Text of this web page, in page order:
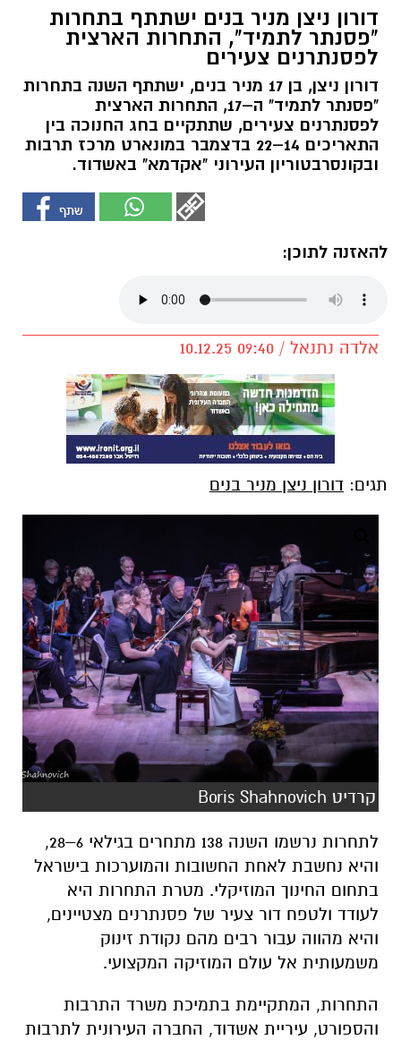
דורון ניצן מניר בנים ישתתף בתחרות
"פסנתר לתמיד", התחרות הארצית
לפסנתרנים צעירים
דורון ניצן, בן 17 מניר בנים, ישתתף השנה בתחרות
"פסנתר לתמיד" ה–17, התחרות הארצית
לפסנתרנים צעירים, שתתקיים בחג החנוכה בין
התאריכים 14–22 בדצמבר במונארט מרכז תרבות
ובקונסרבטוריון העירוני "אקדמא" באשדוד.
להאזנה לתוכן:
אלדה נתנאל / 09:40 10.12.25
תגים: דורון ניצן מניר בנים
קרדיט Boris Shahnovich
לתחרות נרשמו השנה 138 מתחרים בגילאי 6–28,
והיא נחשבת לאחת החשובות והמוערכות בישראל
בתחום החינוך המוזיקלי. מטרת התחרות היא
לעודד ולטפח דור צעיר של פסנתרנים מצטיינים,
והיא מהווה עבור רבים מהם נקודת זינוק
משמעותית אל עולם המוזיקה המקצועי.
התחרות, המתקיימת בתמיכת משרד התרבות
והספורט, עיריית אשדוד, החברה העירונית לתרבות